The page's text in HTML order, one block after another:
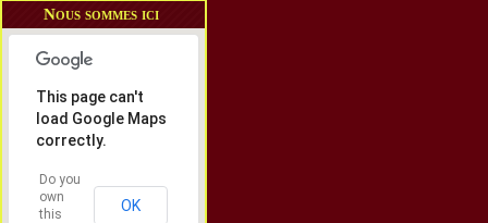
Nous sommes ici
This page can't
load Google Maps
correctly.
Do you
own
this
OK